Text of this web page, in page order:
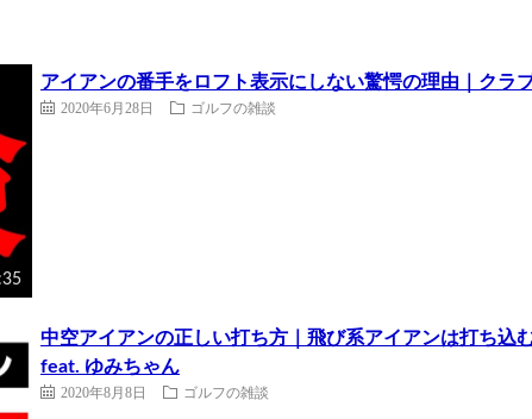
アイアンの番手をロフト表示にしない驚愕の理由｜クラ
2020年6月28日 ゴルフの雑談
中空アイアンの正しい打ち方｜飛び系アイアンは打ち込
feat. ゆみちゃん
2020年8月8日 ゴルフの雑談